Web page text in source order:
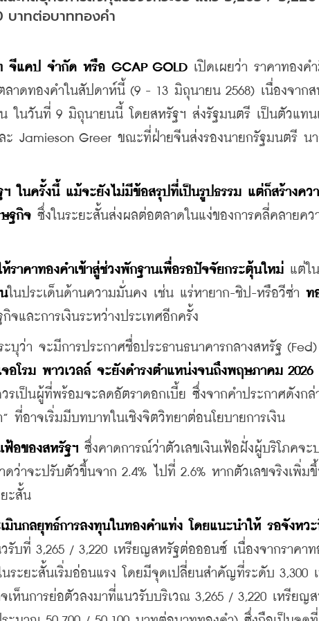
าทต่อบาททองคำ
จีแคป จำกัด หรือ GCAP GOLD เปิดเผยว่า ราคาทองค
าดทองคำในสัปดาห์นี้ (9 - 13 มิถุนายน 2568) เนื่องจากส
ในวันที่ 9 มิถุนายนนี้ โดยสหรัฐฯ ส่งรัฐมนตรี เป็นตัวแทน
ะ Jamieson Greer ขณะที่ฝ่ายจีนส่งรองนายกรัฐมนตรี น
ฯ ในครั้งนี้ แม้จะยังไม่มีข้อสรุปที่เป็นรูปธรรม แต่ก็สร้างคว
ฐกิจ ซึ่งในระยะสั้นส่งผลต่อตลาดในแง่ของการคลี่คลายคว
ราคาทองคำเข้าสู่ช่วงพักฐานเพื่อรอปัจจัยกระตุ้นใหม่ แต่ใ
ในประเด็นด้านความมั่นคง เช่น แร่หายาก-ชิป-หรือวีซ่า ท
จและการเงินระหว่างประเทศอีกครั้ง
จะมีการประกาศชื่อประธานธนาคารกลางสหรัฐ
จอโรม พาวเวลล์ จะยังดำรงตำแหน่งจนถึงพฤษภาคม 2026
รเป็นผู้ที่พร้อมจะลดอัตราดอกเบี้ย ซึ่งจากคำประกาศดังกล่
ที่อาจเริ่มมีบทบาทในเชิงจิตวิทยาต่อนโยบายการเงิน
ฟ้อของสหรัฐฯ ซึ่งคาดการณ์ว่าตัวเลขเงินเฟ้อฝั่งผู้บริโภคจะ
ว่าจะปรับตัวขึ้นจาก 2.4% ไปที่ 2.6% หากตัวเลขจริงเพิ่ม
ะสั้น
มินกลยุทธ์การลงทุนในทองคำแท่ง โดยแนะนำให้ รอจังหวะ
รับที่ 3,265 / 3,220 เหรียญสหรัฐต่อออนซ์ เนื่องจากราคาท
ะยะสั้นเริ่มอ่อนแรง โดยมีจุดเปลี่ยนสำคัญที่ระดับ 3,300
ห็นการย่อตัวลงมาที่แนวรับบริเวณ 3,265 / 3,220 เหรียญ